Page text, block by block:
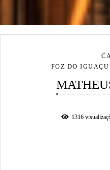
FOZ DO IGUAÇU
1316